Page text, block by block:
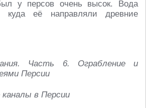
у персов очень высок. Вода
куда её направляли древние
в Персии